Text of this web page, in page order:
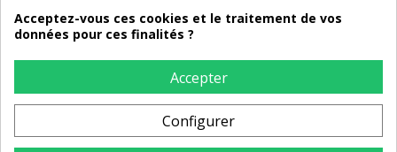
LIVRAISON 12/18 JOURS
depuis 2008
RETOURS
Acceptez-vous ces cookies et le traitement de vos
données pour ces finalités ?
Accepter
Configurer